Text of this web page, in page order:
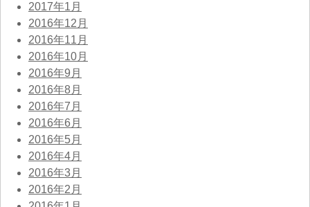
2017年1月
2016年12月
2016年11月
2016年10月
2016年9月
2016年8月
2016年7月
2016年6月
2016年5月
2016年4月
2016年3月
2016年2月